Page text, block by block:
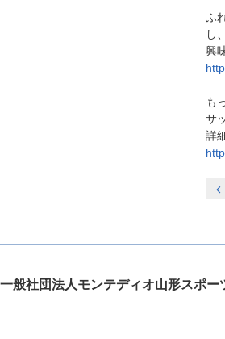
ふ
し
興
も
サ
詳
一般社団法人モンテディオ山形スポー